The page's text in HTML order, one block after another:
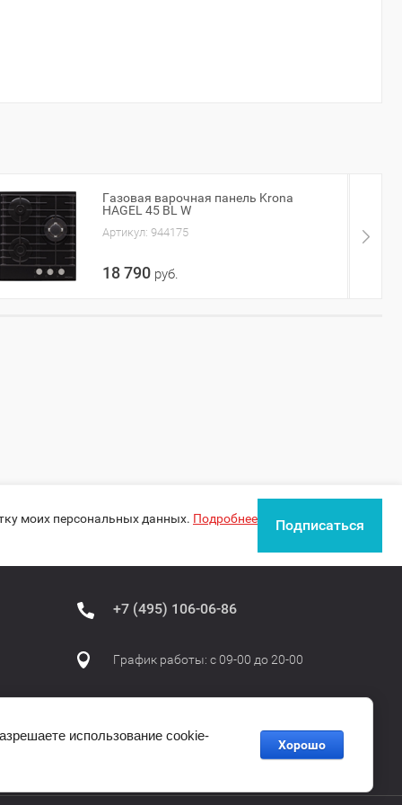
Electrolux EGV96343YK
Газовая варочная панель Krona
HAGEL 45 BL W
Артикул: 944175
18 790 руб.
моих персональных данных. Подробнее Подписаться
+7 (495) 106-06-86
График работы: с 09-00 до 20-00
использование cookie-
Хорошо